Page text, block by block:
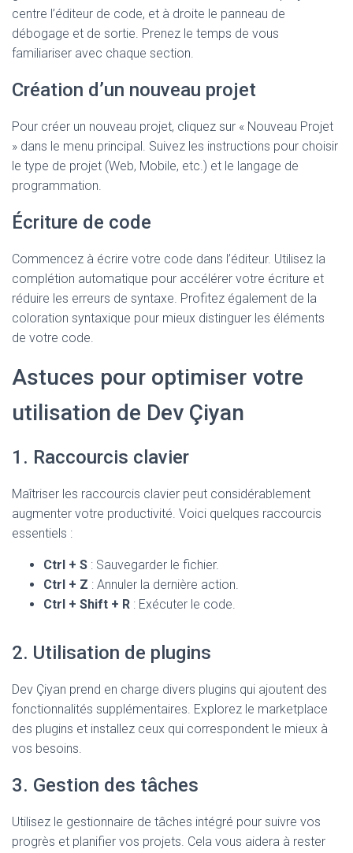
centre l’éditeur de code, et à droite le panneau de
débogage et de sortie. Prenez le temps de vous
familiariser avec chaque section.
Création d’un nouveau projet
Pour créer un nouveau projet, cliquez sur « Nouveau Projet
» dans le menu principal. Suivez les instructions pour choisir
le type de projet (Web, Mobile, etc.) et le langage de
programmation.
Écriture de code
Commencez à écrire votre code dans l’éditeur. Utilisez la
complétion automatique pour accélérer votre écriture et
réduire les erreurs de syntaxe. Profitez également de la
coloration syntaxique pour mieux distinguer les éléments
de votre code.
Astuces pour optimiser votre
utilisation de Dev Çiyan
1. Raccourcis clavier
Maîtriser les raccourcis clavier peut considérablement
augmenter votre productivité. Voici quelques raccourcis
essentiels :
Ctrl + S : Sauvegarder le fichier.
Ctrl + Z : Annuler la dernière action.
Ctrl + Shift + R : Exécuter le code.
2. Utilisation de plugins
Dev Çiyan prend en charge divers plugins qui ajoutent des
fonctionnalités supplémentaires. Explorez le marketplace
des plugins et installez ceux qui correspondent le mieux à
vos besoins.
3. Gestion des tâches
Utilisez le gestionnaire de tâches intégré pour suivre vos
progrès et planifier vos projets. Cela vous aidera à rester